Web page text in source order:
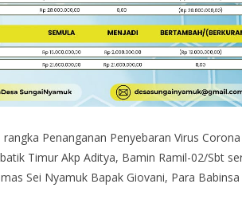
Penanganan Penyebaran Virus
Timur Akp Aditya, Bamin Ramil-02/Sbt
Sei Nyamuk Bapak Giovani, Para Babinsa